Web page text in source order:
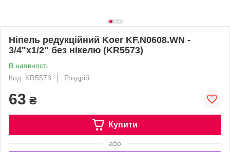
Ніпель редукційний Koer KF.N0608.WN -
3/4"x1/2" без нікелю (KR5573)
В наявності
Код: KR5573
Роздріб
63 ₴
Купити
або